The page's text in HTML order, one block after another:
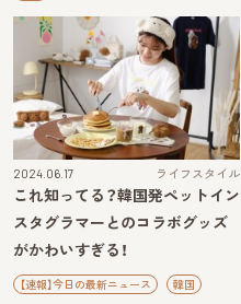
2024.06.17 ライフスタイル
これ知ってる？韓国発ペットイン
スタグラマーとのコラボグッズ
がかわいすぎる！
【速報】今日の最新ニュース 韓国